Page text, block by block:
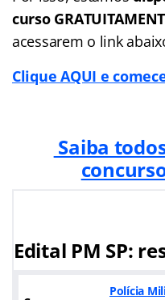
curso
acessarem o link
Clique AQUI e
Saiba
Edital PM SP:
Polícia